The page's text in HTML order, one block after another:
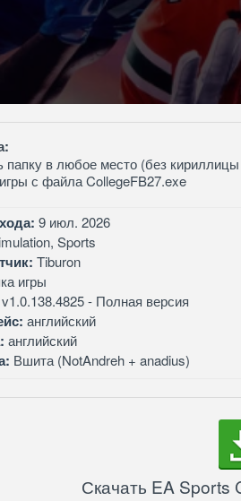
папку в любое место (без
с файла CollegeFB27.exe
9 июл. 2026
Sports
Tiburon
игры
v1.0.138.4825 - Полная версия
английский
английский
Вшита (NotAndreh + anadius)
Скачать EA Sports